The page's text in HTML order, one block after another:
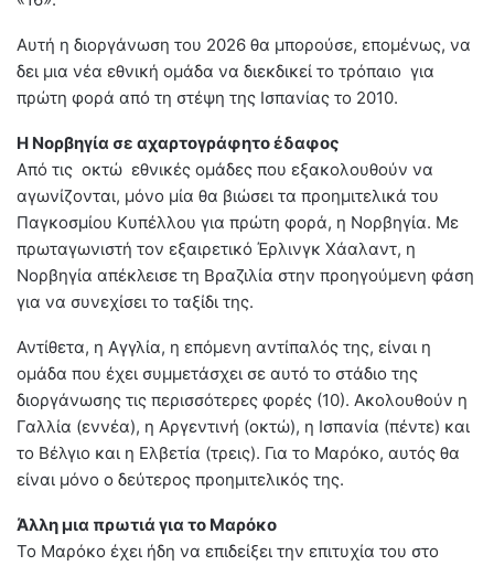
Αυτή η διοργάνωση του 2026 θα μπορούσε, επομένως, να
δει μια νέα εθνική ομάδα να διεκδικεί το τρόπαιο για
πρώτη φορά από τη στέψη της Ισπανίας το 2010.
Η Νορβηγία σε αχαρτογράφητο έδαφος
Από τις οκτώ εθνικές ομάδες που εξακολουθούν να
αγωνίζονται, μόνο μία θα βιώσει τα προημιτελικά του
Παγκοσμίου Κυπέλλου για πρώτη φορά, η Νορβηγία. Με
πρωταγωνιστή τον εξαιρετικό Έρλινγκ Χάαλαντ, η
Νορβηγία απέκλεισε τη Βραζιλία στην προηγούμενη φάση
για να συνεχίσει το ταξίδι της.
Αντίθετα, η Αγγλία, η επόμενη αντίπαλός της, είναι η
ομάδα που έχει συμμετάσχει σε αυτό το στάδιο της
διοργάνωσης τις περισσότερες φορές (10). Ακολουθούν η
Γαλλία (εννέα), η Αργεντινή (οκτώ), η Ισπανία (πέντε) και
το Βέλγιο και η Ελβετία (τρεις). Για το Μαρόκο, αυτός θα
είναι μόνο ο δεύτερος προημιτελικός της.
Άλλη μια πρωτιά για το Μαρόκο
Το Μαρόκο έχει ήδη να επιδείξει την επιτυχία του στο